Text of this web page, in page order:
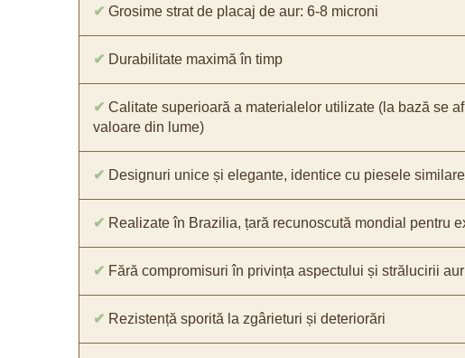
✔ Grosime strat de placaj de aur: 6-8 microni
✔ Durabilitate maximă în timp
✔ Calitate superioară a materialelor utilizate (la bază se
valoare din lume)
✔ Designuri unice și elegante, identice cu piesele
✔ Realizate în Brazilia, țară recunoscută mondial pentru
✔ Fără compromisuri în privința aspectului și strălucirii
✔ Rezistență sporită la zgârieturi și deteriorări